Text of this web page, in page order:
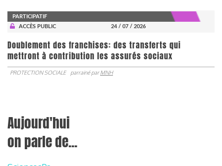
PARTICIPATIF
ACCÈS PUBLIC
24 / 07 / 2026
Doublement des franchises: des transferts qui
mettront à contribution les assurés sociaux
PROTECTION SOCIALE parrainé parMNH
Aujourd'hui
on parle de...